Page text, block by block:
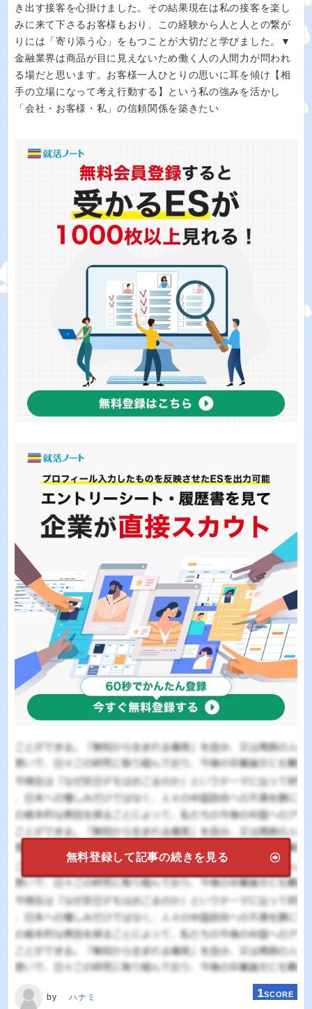
き出す接客を心掛けました。その結果現在は私の接客を楽し
みに来て下さるお客様もおり、この経験から人と人との繋が
りには「寄り添う心」をもつことが大切だと学びました。▼
金融業界は商品が目に見えないため働く人の人間力が問われ
る場だと思います。お客様一人ひとりの思いに耳を傾け【相
手の立場になって考え行動する】という私の強みを活かし
「会社・お客様・私」の信頼関係を築きたい
無料登録して記事の続きを見る
by ハナミ 1SCORE